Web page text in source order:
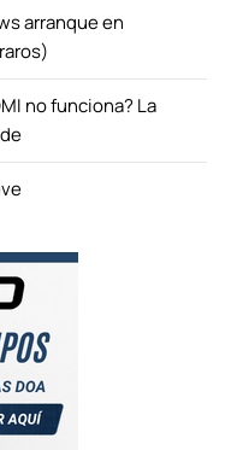
arranque en
no funciona? La